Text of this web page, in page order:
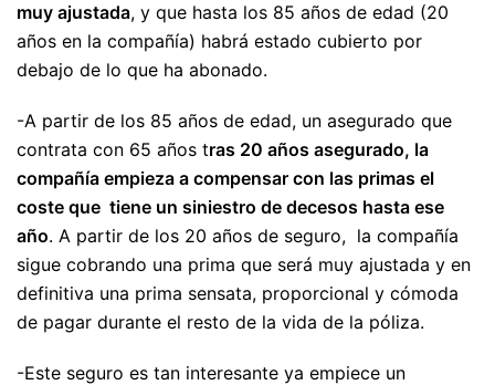
muy ajustada, y que hasta los 85 años de edad (20
años en la compañía) habrá estado cubierto por
debajo de lo que ha abonado.
-A partir de los 85 años de edad, un asegurado que
contrata con 65 años tras 20 años asegurado, la
compañía empieza a compensar con las primas el
coste que tiene un siniestro de decesos hasta ese
año. A partir de los 20 años de seguro, la compañía
sigue cobrando una prima que será muy ajustada y en
definitiva una prima sensata, proporcional y cómoda
de pagar durante el resto de la vida de la póliza.
-Este seguro es tan interesante ya empiece un